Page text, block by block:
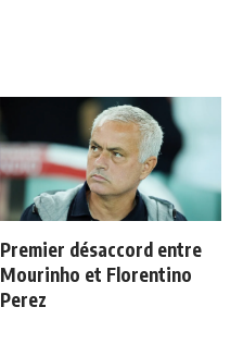
Premier désaccord entre
Mourinho et Florentino
Perez